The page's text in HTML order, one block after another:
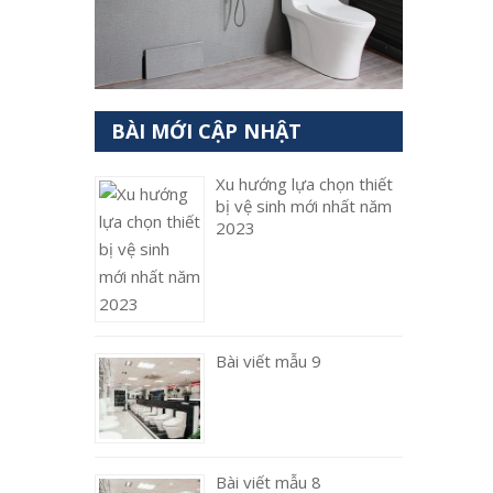
BÀI MỚI CẬP NHẬT
Xu hướng lựa chọn thiết
bị vệ sinh mới nhất năm
2023
Bài viết mẫu 9
Bài viết mẫu 8